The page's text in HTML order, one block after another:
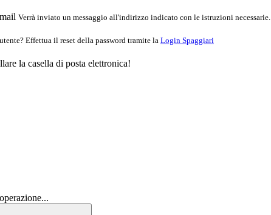
Verrà inviato un messaggio all'indirizzo indicato con le istruzioni necessarie.
Effettua il reset della password tramite la Login Spaggiari
la casella di posta elettronica!